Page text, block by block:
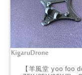
【羊風堂 yoo foo